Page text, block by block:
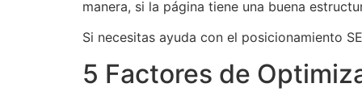
manera, si la página tiene una buena
Si necesitas ayuda con el posicionamiento
5 Factores de